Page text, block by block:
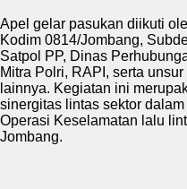
Apel gelar pasukan diikuti
Kodim 0814/Jombang,
Satpol PP, Dinas
Mitra Polri, RAPI, serta
lainnya. Kegiatan ini
sinergitas lintas sektor
Operasi Keselamatan lalu
Jombang.